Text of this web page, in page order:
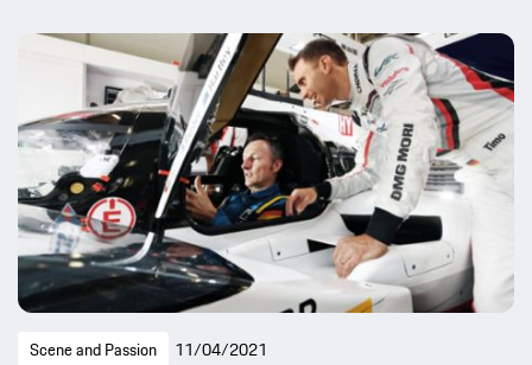
Scene and Passion 11/04/2021